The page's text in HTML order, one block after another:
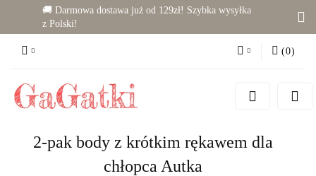
🚚 Darmowa dostawa już od 129zł! Szybka wysyłka
z Polski!
Zaloguj się
Zgody cookies
(0)
2-pak body z krótkim rękawem dla
chłopca Autka